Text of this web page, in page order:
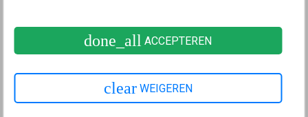
Als het voor compatibele Wi-Fi-apparaten mogelijk
moet zijn om op de openbare Wi-Fi-hotspot
optie ‘Versleutelde gegevensoverdracht bij
openbare hotspots mogelijk maken (OWE)’ in.
done_all ACCEPTEREN
clear WEIGEREN